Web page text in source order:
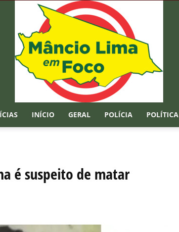
INÍCIO GERAL POLÍCIA POLÍTICA
é suspeito de matar